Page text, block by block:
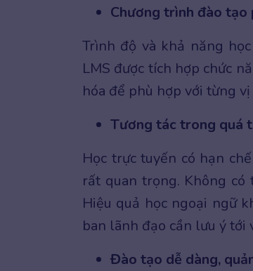
Chương trình đào tạo
Trình độ và khả năng
LMS được tích hợp chức
hóa để phù hợp với từng
Tương tác trong quá
Học trực tuyến có hạn
rất quan trọng. Không
Hiệu quả học ngoại ngữ
ban lãnh đạo cần lưu ý tới
Đào tạo dễ dàng,